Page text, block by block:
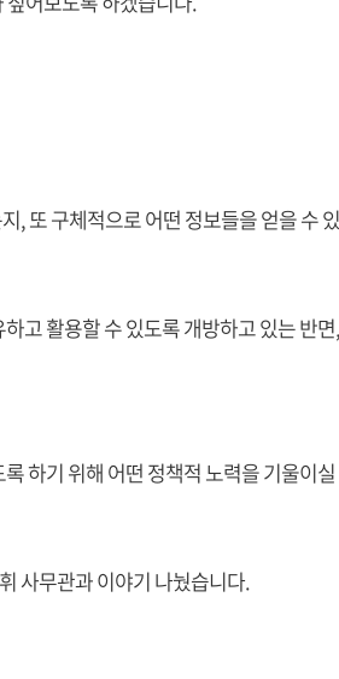
, 또 구체적으로 어떤 정보들을 얻을 수
고 활용할 수 있도록 개방하고 있는 반
하기 위해 어떤 정책적 노력을 기울이
사무관과 이야기 나눴습니다.